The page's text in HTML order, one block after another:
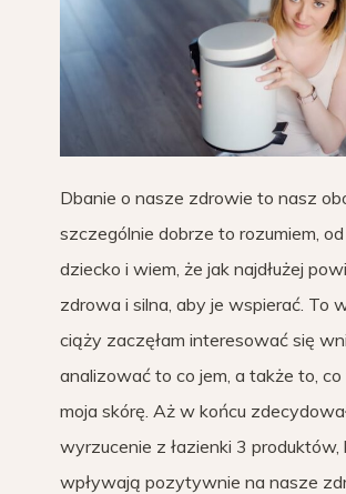
Dbanie o nasze zdrowie to nasz
szczególnie dobrze to rozumiem,
dziecko i wiem, że jak najdłużej
zdrowa i silna, aby je wspierać. To
ciąży zaczęłam interesować się
analizować to co jem, a także to,
moja skórę. Aż w końcu
wyrzucenie z łazienki 3 produktów,
wpływają pozytywnie na nasze